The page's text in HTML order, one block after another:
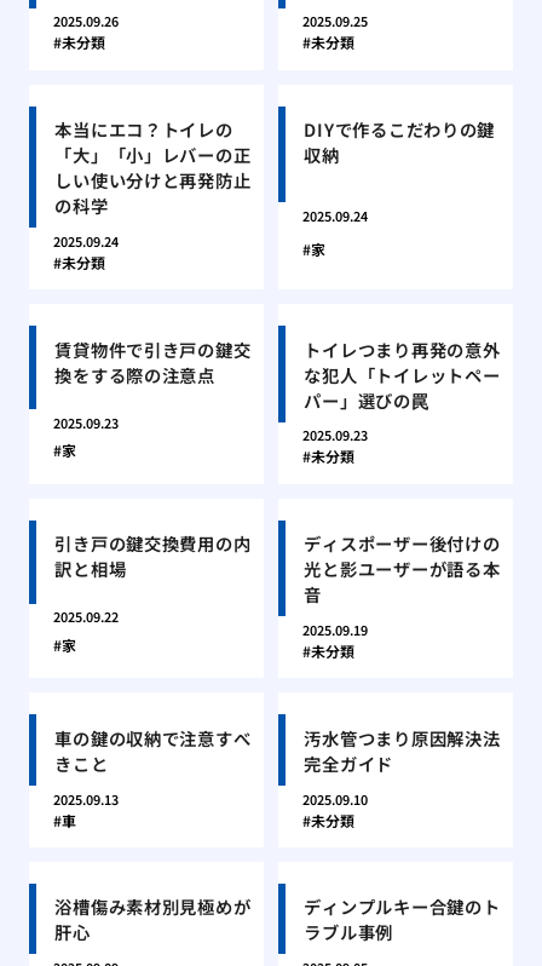
2025.09.26
未分類
2025.09.25
未分類
本当にエコ？トイレの
「大」「小」レバーの正
しい使い分けと再発防止
の科学
2025.09.24
未分類
DIYで作るこだわりの鍵
収納
2025.09.24
家
賃貸物件で引き戸の鍵交
換をする際の注意点
2025.09.23
家
トイレつまり再発の意外
な犯人「トイレットペー
パー」選びの罠
2025.09.23
未分類
引き戸の鍵交換費用の内
訳と相場
2025.09.22
家
ディスポーザー後付けの
光と影ユーザーが語る本
音
2025.09.19
未分類
車の鍵の収納で注意すべ
きこと
2025.09.13
車
汚水管つまり原因解決法
完全ガイド
2025.09.10
未分類
浴槽傷み素材別見極めが
肝心
ディンプルキー合鍵のト
ラブル事例